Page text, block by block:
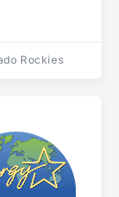
Rockies